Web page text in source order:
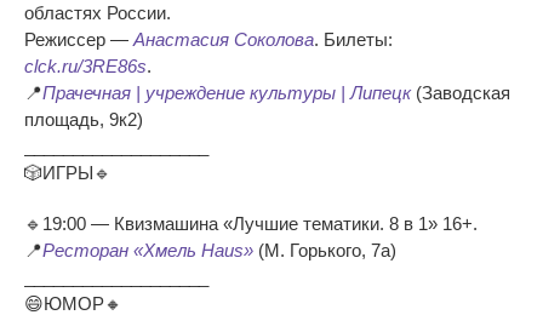
областях России.
Режиссер — Анастасия Соколова. Билеты:
clck.ru/3RE86s.
📍Прачечная | учреждение культуры | Липецк(Заводская
площадь, 9к2)
🎲ИГРЫ🔹
🔹19:00 — Квизмашина «Лучшие тематики. 8 в 1» 16+.
📍Ресторан «Хмель Haus» (М. Горького, 7а)
😄ЮМОР🔸